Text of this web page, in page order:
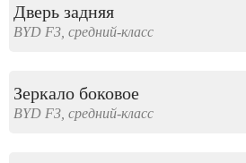
Дверь задняя
BYD F3, средний-класс
Зеркало боковое
BYD F3, средний-класс